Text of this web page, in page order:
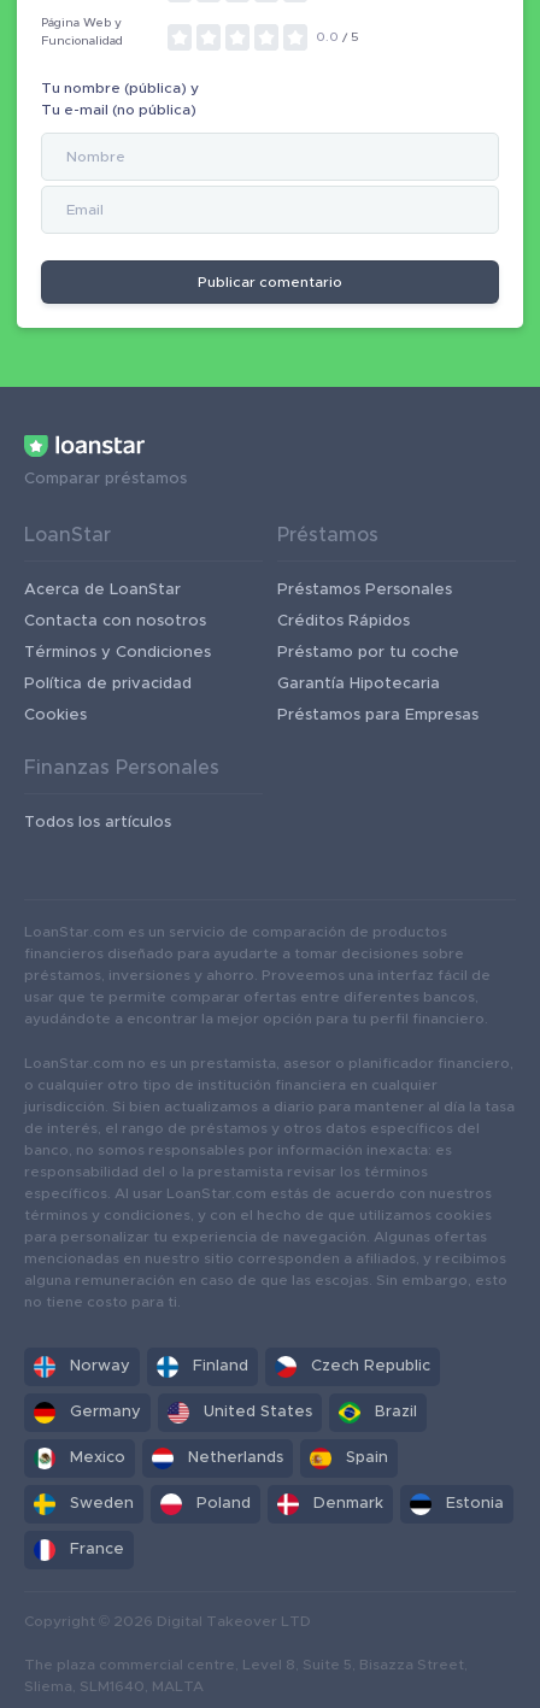
Página Web y
Funcionalidad
0.0 / 5
Tu nombre (pública) y
Tu e-mail (no pública)
Publicar comentario
Comparar préstamos
LoanStar
Acerca de LoanStar
Contacta con nosotros
Términos y Condiciones
Política de privacidad
Cookies
Préstamos
Préstamos Personales
Créditos Rápidos
Préstamo por tu coche
Garantía Hipotecaria
Préstamos para Empresas
Finanzas Personales
Todos los artículos
LoanStar.com es un servicio de comparación de productos
financieros diseñado para ayudarte a tomar decisiones sobre
préstamos, inversiones y ahorro. Proveemos una interfaz fácil de
usar que te permite comparar ofertas entre diferentes bancos,
ayudándote a encontrar la mejor opción para tu perfil financiero.
LoanStar.com no es un prestamista, asesor o planificador financiero,
o cualquier otro tipo de institución financiera en cualquier
jurisdicción. Si bien actualizamos a diario para mantener al día la tasa
de interés, el rango de préstamos y otros datos específicos del
banco, no somos responsables por información inexacta: es
responsabilidad del o la prestamista revisar los términos
específicos. Al usar LoanStar.com estás de acuerdo con nuestros
términos y condiciones, y con el hecho de que utilizamos cookies
para personalizar tu experiencia de navegación. Algunas ofertas
mencionadas en nuestro sitio corresponden a afiliados, y recibimos
alguna remuneración en caso de que las escojas. Sin embargo, esto
no tiene costo para ti.
Norway Finland Czech Republic
Germany United States Brazil
Mexico Netherlands Spain
Sweden Poland Denmark Estonia
France
Copyright © 2026 Digital Takeover LTD
The plaza commercial centre, Level 8, Suite 5, Bisazza Street,
Sliema, SLM1640, MALTA